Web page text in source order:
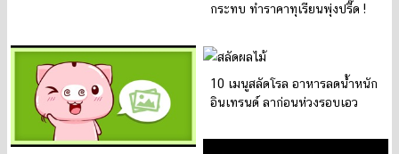
กระทบ ทำราคาทุเรียนพุ่งปรี๊ด !
10 เมนูสลัดโรล อาหารลดน้ำหนัก
อินเทรนด์ ลาก่อนห่วงรอบเอว